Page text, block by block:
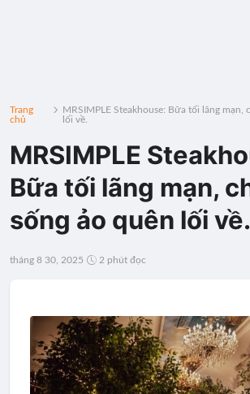
Trang
chủ
MRSIMPLE Steakhouse: Bữa tối lãng mạn,
lối về.
MRSIMPLE
Bữa tối lãng mạn,
sống ảo quên lối về.
tháng 8 30, 2025 2 phút đọc